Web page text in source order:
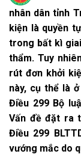
nhân dân tỉnh
kiện là quyền
trong bất kì
thẩm. Tuy
rút đơn khởi
này, cụ thể là
Điều 299 Bộ
Vấn đề đặt ra
Điều 299
vướng mắc do